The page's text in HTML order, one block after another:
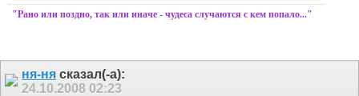
"Рано или поздно, так или иначе - чудеса случаются с кем попало..."
ня-ня сказал(-а):
24.10.2008 02:23